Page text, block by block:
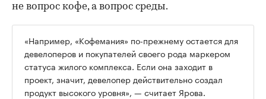
не вопрос кофе, а вопрос среды.
«Например, «Кофемания» по-прежнему остается для
девелоперов и покупателей своего рода маркером
статуса жилого комплекса. Если она заходит в
проект, значит, девелопер действительно создал
продукт высокого уровня», — считает Ярова.